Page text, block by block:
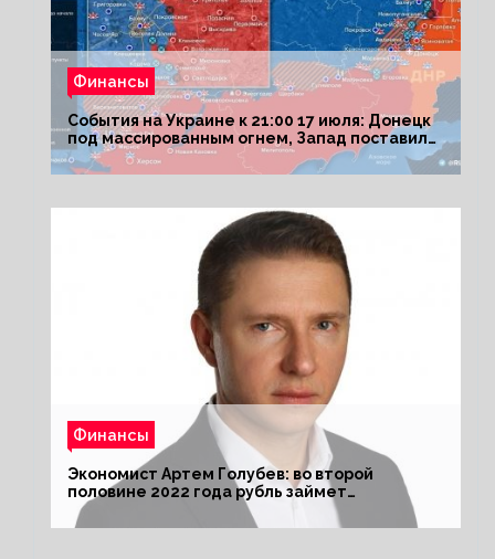
Финансы
События на Украине к 21:00 17 июля: Донецк
под массированным огнем, Запад поставил
Киеву ультиматум
Финансы
Экономист Артем Голубев: во второй
половине 2022 года рубль займет
комфортный курс